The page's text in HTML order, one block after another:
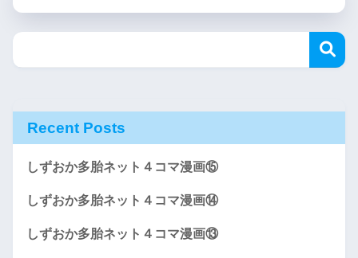
Recent Posts
しずおか多胎ネット４コマ漫画⑮
しずおか多胎ネット４コマ漫画⑭
しずおか多胎ネット４コマ漫画⑬